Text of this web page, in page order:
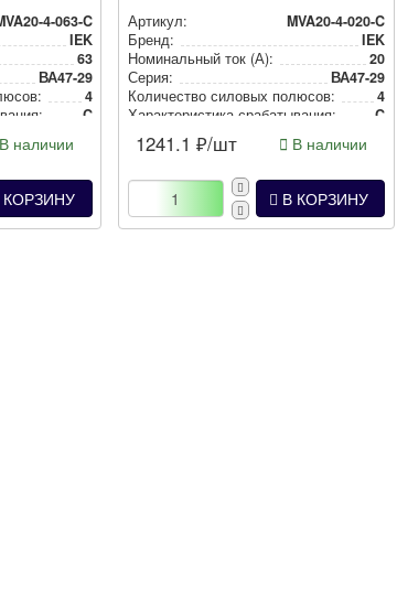
4-063-C
IEK
63
ВА47-29
4
C
В наличии
КОРЗИНУ
Артикул:
MVA20-4-020-C
Бренд:
IEK
Номи­наль­ный ток (А):
20
Серия:
ВА47-29
Количество силовых полюсов:
4
Харак­те­рис­ти­ка сра­ба­ты­ва­ния:
C
1241.1 ₽/шт В наличии
В КОРЗИНУ